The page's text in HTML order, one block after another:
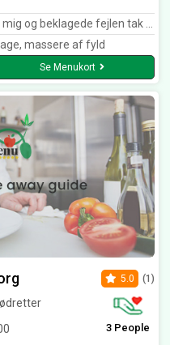
beklagede fejlen tak Tim pepotos
massere af fyld
Se Menukort
5.0 (1)
3 People